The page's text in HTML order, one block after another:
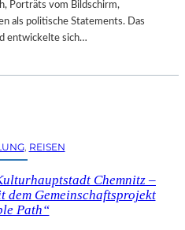
Porträts vom Bildschirm,
als politische Statements. Das
entwickelte sich…
, REISEN
Chemnitz –
dem Gemeinschaftsprojekt
Path“